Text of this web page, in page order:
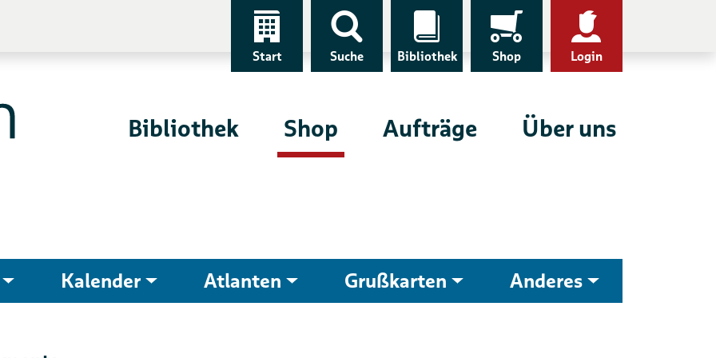
Start Suche Bibliothek Shop Login
Bibliothek Shop Aufträge Über uns
Kalender Atlanten Grußkarten Anderes